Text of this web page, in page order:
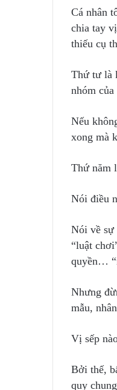
Cá nhân
chia tay
thiếu cụ
Thứ tư là
nhóm
Nếu
xong mà
Thứ năm
Nói điều
Nói về sự
“luật
quyền…
Nhưng
mẫu,
Vị sếp
Bởi thế,
quy